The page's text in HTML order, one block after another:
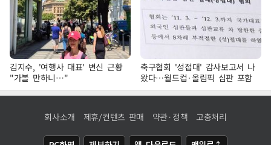
김지수, '여행사 대표' 변신 근황
"가볼 만하니…"
축구협회 '성접대' 감사보고서 나
왔다…월드컵·올림픽 심판 포함
회사소개 제휴/컨텐츠 판매 약관·정책 고충처리